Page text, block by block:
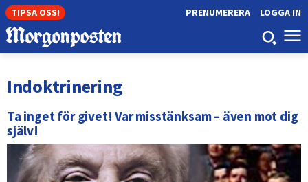
TIPSA OSS! LOGGA IN
PRENUMERERA
Indoktrinering
Ta inget för givet! Var misstänksam – även mot dig
själv!